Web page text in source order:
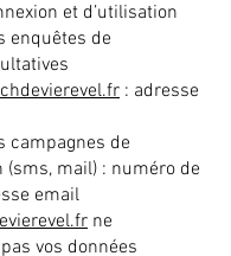
et d’utilisation
enquêtes de
: adresse
campagnes de
mail) : numéro de
email
ne
vos données